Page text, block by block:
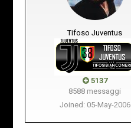
Tifoso Juventus
5137
8588 messaggi
Joined: 05-May-2006